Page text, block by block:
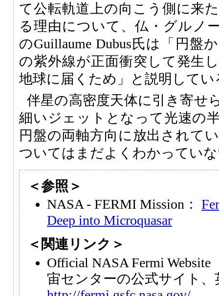
て公転軌道上の向こう側に来
る理由について、仏・グルノ
のGuillaume Dubus氏は「円盤
の紫外線が正面衝突して発生
地球に届くため」と説明してい
伴星の高密度天体に引き寄せ
細いジェットとなって光速の
円盤の両軸方向に放出されて
ついてはまだよくわかってい
＜参照＞
NASA - FERMI Mission：
Deep into Microquasar
＜関連リンク＞
Official NASA Fermi Website
宙センターの公式サイト、